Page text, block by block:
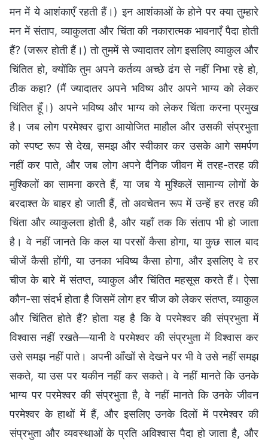
मन में ये आशंकाएँ रहती हैं।) इन आशंकाओं के होने पर क्या तुम्हारे
मन में संताप, व्याकुलता और चिंता की नकारात्मक भावनाएँ पैदा होती
हैं? (जरूर होती हैं।) तो तुममें से ज्यादातर लोग इसलिए व्याकुल और
चिंतित हो, क्योंकि तुम अपने कर्तव्य अच्छे ढंग से नहीं निभा रहे हो,
ठीक कहा? (मैं ज्यादातर अपने भविष्य और अपने भाग्य को लेकर
चिंतित हूँ।) अपने भविष्य और भाग्य को लेकर चिंता करना प्रमुख
है। जब लोग परमेश्वर द्वारा आयोजित माहौल और उसकी संप्रभुता
को स्पष्ट रूप से देख, समझ और स्वीकार कर उसके आगे समर्पण
नहीं कर पाते, और जब लोग अपने दैनिक जीवन में तरह-तरह की
मुश्किलों का सामना करते हैं, या जब ये मुश्किलें सामान्य लोगों के
बरदाश्त के बाहर हो जाती हैं, तो अवचेतन रूप में उन्हें हर तरह की
चिंता और व्याकुलता होती है, और यहाँ तक कि संताप भी हो जाता
है। वे नहीं जानते कि कल या परसों कैसा होगा, या कुछ साल बाद
चीजें कैसी होंगी, या उनका भविष्य कैसा होगा, और इसलिए वे हर
चीज के बारे में संतप्त, व्याकुल और चिंतित महसूस करते हैं। ऐसा
कौन-सा संदर्भ होता है जिसमें लोग हर चीज को लेकर संतप्त, व्याकुल
और चिंतित होते हैं? होता यह है कि वे परमेश्वर की संप्रभुता में
विश्वास नहीं रखते—यानी वे परमेश्वर की संप्रभुता में विश्वास कर
उसे समझ नहीं पाते। अपनी आँखों से देखने पर भी वे उसे नहीं समझ
सकते, या उस पर यकीन नहीं कर सकते। वे नहीं मानते कि उनके
भाग्य पर परमेश्वर की संप्रभुता है, वे नहीं मानते कि उनके जीवन
परमेश्वर के हाथों में हैं, और इसलिए उनके दिलों में परमेश्वर की
संप्रभुता और व्यवस्थाओं के प्रति अविश्वास पैदा हो जाता है, और